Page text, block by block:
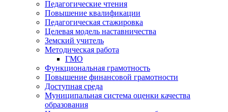
Педагогические чтения
Повышение квалификации
Педагогическая стажировка
Целевая модель наставничества
Земский учитель
Методическая работа
ГМО
Функциональная грамотность
Повышение финансовой грамотности
Доступная среда
Муниципальная система оценки качества
образования